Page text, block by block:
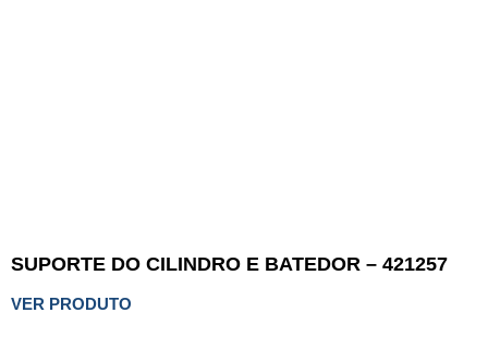
SUPORTE DO CILINDRO E BATEDOR – 421257
VER PRODUTO